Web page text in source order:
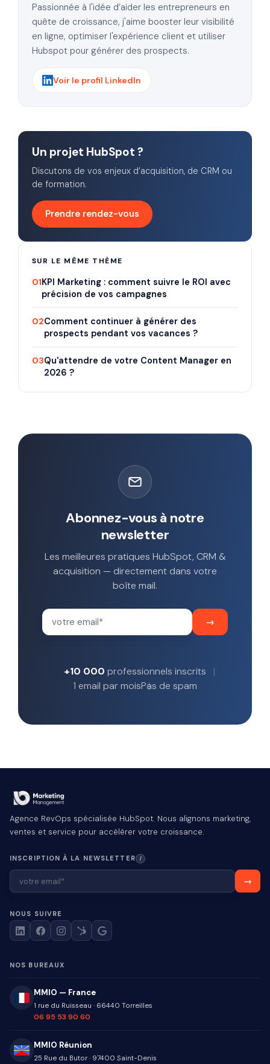
Passionnée à l'idée d’aider les entrepreneurs en
quête de croissance, j'aime booster leur visibilité
en ligne, optimiser l'expérience client et utiliser
Hubspot pour générer des prospects.
Voir le profil LinkedIn
Un projet HubSpot ?
Discutons de vos enjeux d’acquisition, de CRM ou
de formation.
Prendre rendez-vous
SUR LE MÊME THÈME
01KPI Marketing : comment suivre le ROI avec
précision de vos campagnes
02Comment continuer à générer des
prospects pendant vos vacances ?
03Qu'attendre de votre Content Manager en
2026 ?
Abonnez-vous à notre
newsletter
Les meilleures pratiques HubSpot, CRM &
acquisition — directement dans votre
boîte mail.
+10 000 professionnels inscrits
1 email par moisPas de spam
Agence RevOps spécialisée HubSpot. Nous alignons marketing,
ventes et service pour accélérer votre croissance.
INSCRIPTION À LA NEWSLETTER I
NOUS SUIVRE
NOS BUREAUX
MMIO — France
1 rue du Ruisseau · 66440 Torreilles
06 95 53 90 60
MMIO Réunion
25 Rue du Butor· 97400 Saint-Denis